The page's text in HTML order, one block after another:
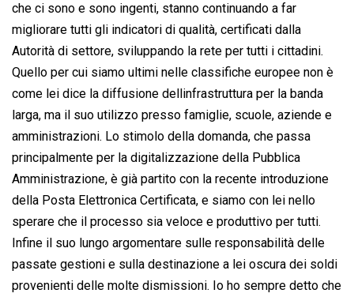
che ci sono e sono ingenti, stanno continuando a far
migliorare tutti gli indicatori di qualità, certificati dalla
Autorità di settore, sviluppando la rete per tutti i cittadini.
Quello per cui siamo ultimi nelle classifiche europee non è
come lei dice la diffusione dellinfrastruttura per la banda
larga, ma il suo utilizzo presso famiglie, scuole, aziende e
amministrazioni. Lo stimolo della domanda, che passa
principalmente per la digitalizzazione della Pubblica
Amministrazione, è già partito con la recente introduzione
della Posta Elettronica Certificata, e siamo con lei nello
sperare che il processo sia veloce e produttivo per tutti.
Infine il suo lungo argomentare sulle responsabilità delle
passate gestioni e sulla destinazione a lei oscura dei soldi
provenienti delle molte dismissioni. Io ho sempre detto che